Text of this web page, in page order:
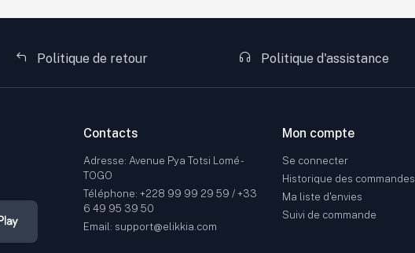
Politique de retour Politique d'assistance
Contacts
Adresse: Avenue Pya Totsi Lomé -
TOGO
Téléphone: +228 99 99 29 59 / +33
6 49 95 39 50
Email: support@elikkia.com
Mon compte
Se connecter
Historique des commandes
Ma liste d'envies
Suivi de commande